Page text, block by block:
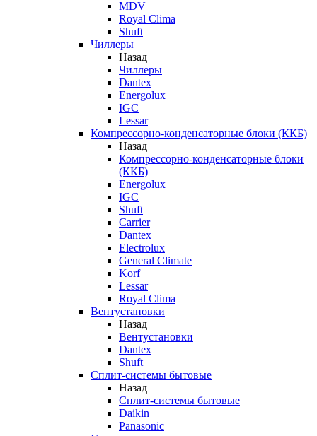
MDV
Royal Clima
Shuft
Чиллеры
Назад
Чиллеры
Dantex
Energolux
IGC
Lessar
Компрессорно-конденсаторные блоки (ККБ)
Назад
Компрессорно-конденсаторные блоки
(ККБ)
Energolux
IGC
Shuft
Carrier
Dantex
Electrolux
General Climate
Korf
Lessar
Royal Clima
Вентустановки
Назад
Вентустановки
Dantex
Shuft
Сплит-системы бытовые
Назад
Сплит-системы бытовые
Daikin
Panasonic